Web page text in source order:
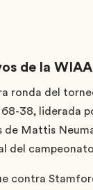
de la WIAA
ronda del
38, liderada
de Mattis
del
contra